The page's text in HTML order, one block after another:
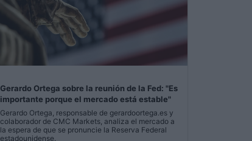
Gerardo Ortega sobre la reunión de la Fed: "Es
importante porque el mercado está estable"
Gerardo Ortega, responsable de gerardoortega.es y
colaborador de CMC Markets, analiza el mercado a
la espera de que se pronuncie la Reserva Federal
estadounidense.